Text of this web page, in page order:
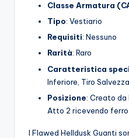
Classe Armatura
Tipo: Vestiario
Requisiti: Nessuno
Rarità: Raro
Caratteristica
Inferiore, Tiro
Posizione: Creato da
Atto 2 ricevendo ferro
I Flawed Helldusk Guanti